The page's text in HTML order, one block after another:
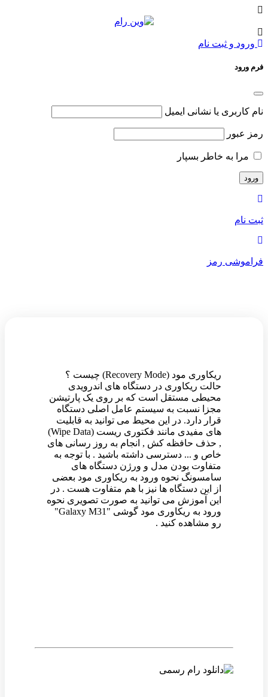
ورود و ثبت نام
فرم ورود
نام کاربری یا نشانی ایمیل
رمز عبور
مرا به خاطر بسپار
ثبت نام
فراموشی رمز
ریکاوری مود (Recovery Mode) چیست ؟
حالت ریکاوری در دستگاه های اندرویدی
محیطی مستقل است که بر روی یک پارتیشن
مجزا نسبت به سیستم عامل اصلی دستگاه
قرار دارد. در این محیط می توانید به قابلیت
های مفیدی مانند فکتوری ریست (Wipe Data)
, حذف حافظه کش , انجام به روز رسانی های
خاص و ... دسترسی داشته باشید . با توجه به
متفاوت بودن مدل و ورژن دستگاه های
سامسونگ نحوه ورود به ریکاوری مود بعضی
از این دستگاه ها نیز با هم متفاوت هست . در
این آموزش می توانید به صورت تصویری نحوه
ورود به ریکاوری مود گوشی "Galaxy M31"
رو مشاهده کنید .